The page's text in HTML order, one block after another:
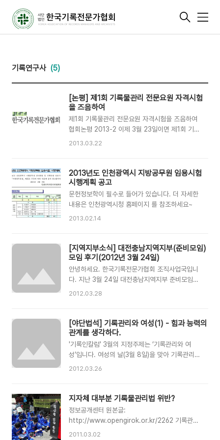
메
기록연구사 (5)
[논평] 제1회 기록물관리 전문요원 자격시험
을 즈음하여
제1회 기록물관리 전문요원 자격시험을 즈음하여
협회논평 2013-2 이제 3월 23일이면 제1회 기록
물관리 전문요원 자격시험이 실시됩니다. 공공기
국가기록원도 처음으로 실시하는 시험이라 어려움
이 많았을 것입니다. 시험을 준비한 수험생과 국가
기록원, 그리고 출제나 채점에 참여하시는 분 모두
마지막 순간까지 순조롭게 진행될 수 있도록 힘내
이러한 새로운 전문요원제도의 도입에 대해 전문
부는 규제 철폐와 문호개방, 일자리 창출 등을 명
분으로 현재의 제도를 도입하였습니다. 물론 관련
교육원이 생겨나고 지금의 수험생이 배출되었다는
..
2013.03.22
2013년도 인천광역시 지방공무원 임용시험
시행계획 공고
문헌정보학이 필수로 들어가 있습니다. 더 자세한
내용은 인천광역시청 홈페이지 를 참조하세요~
2013.02.14
[지역지부소식] 대전충남지역지부(준비모임)
모임 후기(2012년 3월 24일)
안녕하세요. 한국기록전문가협회 조직사업국입니
다. 지난 3월 24일 대전충남지역지부 준비모임이
있었습니다. 5명이서 2시간 반 이상을 거의 쉼없
간담회를 준비해주신 윤여진 선생님, 참석해주신
이동헌 선생님과 이철환 선생님께 감사드립니다.
그리고 대전충남 기록인들의 건승을 진심으로 기
원합니다 ^^ 계룡시 윤여진 선생님께서 모임 후기
었으면 합니다. 대전, 충남 지역지부 모임후기
자: 이영기, 오동석, 이철환(태안), 이동헌(부여),
윤여진(계룡) (총5명) 이야기 하나, 3년차 기록물
관리 담당자의 소회와 이제 1년차..
2012.03.28
[야단법석] 기록관리와 여성(1) - 힘과 능력의
관계를 생각하다.
'기록인칼럼' 3월의 지정주제는 ‘기록관리와 여
성’입니다. 여성의 날(3월 8일)을 맞아 기록관리와
여성의 관계, 기록관리계의 여초현상 등에 대해 살
雨) 내가 젊었을 때(음...20세기 말, 나의 20대를
말함), 그 때 나는 상당히 전투적이었다. 하나는 군
부독재 정권시절이다 보니 교실에서 수업만 받고
있을 수는 없었던 탓에, 다른 하나는 여성으로서
봉건적 가부장제의 억압을 타파해야 한다고 굳게
2012.03.26
지자체 대부분 기록물관리법 위반?
정보공개센터 원본글:
http://www.opengirok.or.kr/2262 기록관리
전문요원이라는 직업이 있습니다. X파일의 멀더와
2011.03.02